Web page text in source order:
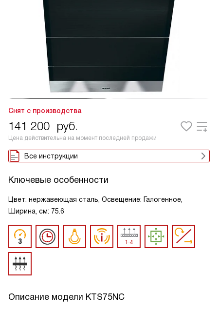
Снят с производства
141 200 руб.
Цена действительна на момент последней продажи
Все инструкции
Ключевые особенности
Цвет: нержавеющая сталь, Освещение: Галогенное,
Ширина, см: 75.6
Описание модели KTS75NC